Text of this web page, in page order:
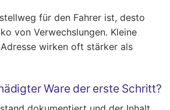
für den Fahrer ist, desto
von Verwechslungen. Kleine
wirken oft stärker als
Ware der erste Schritt?